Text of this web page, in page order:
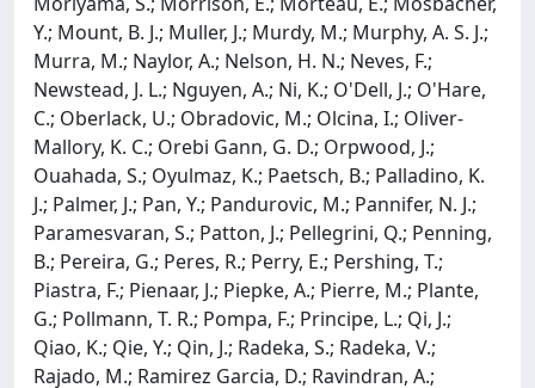
Y.; Mount, B. J.; Muller, J.; Murdy, M.; Murphy, A. S. J.;
Murra, M.; Naylor, A.; Nelson, H. N.; Neves, F.;
Newstead, J. L.; Nguyen, A.; Ni, K.; O'Dell, J.; O'Hare,
C.; Oberlack, U.; Obradovic, M.; Olcina, I.; Oliver-
Mallory, K. C.; Orebi Gann, G. D.; Orpwood, J.;
Ouahada, S.; Oyulmaz, K.; Paetsch, B.; Palladino, K.
J.; Palmer, J.; Pan, Y.; Pandurovic, M.; Pannifer, N. J.;
Paramesvaran, S.; Patton, J.; Pellegrini, Q.; Penning,
B.; Pereira, G.; Peres, R.; Perry, E.; Pershing, T.;
Piastra, F.; Pienaar, J.; Piepke, A.; Pierre, M.; Plante,
G.; Pollmann, T. R.; Pompa, F.; Principe, L.; Qi, J.;
Qiao, K.; Qie, Y.; Qin, J.; Radeka, S.; Radeka, V.;
Rajado, M.; Ramirez Garcia, D.; Ravindran, A.;